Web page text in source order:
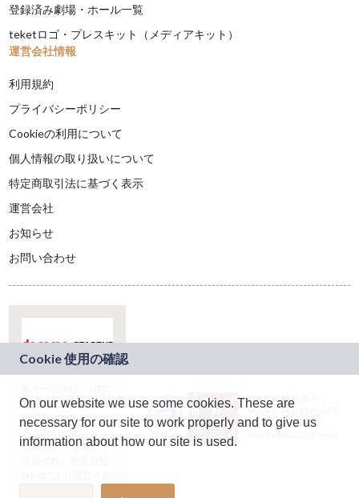
登録済み劇場・ホール一覧
teketロゴ・プレスキット（メディアキット）
運営会社情報
利用規約
プライバシーポリシー
Cookieの利用について
個人情報の取り扱いについて
特定商取引法に基づく表示
運営会社
お知らせ
お問い合わせ
ドコモグループの新
規事業創出プログラ
ム「docomo
STARTUP」を通じて
JASRAC許諾番号：
9024936001Y45037
JASRAC許諾番号：
On our website we use some cookies. These are
necessary for our site to work properly and to give us
information about how our site is used.